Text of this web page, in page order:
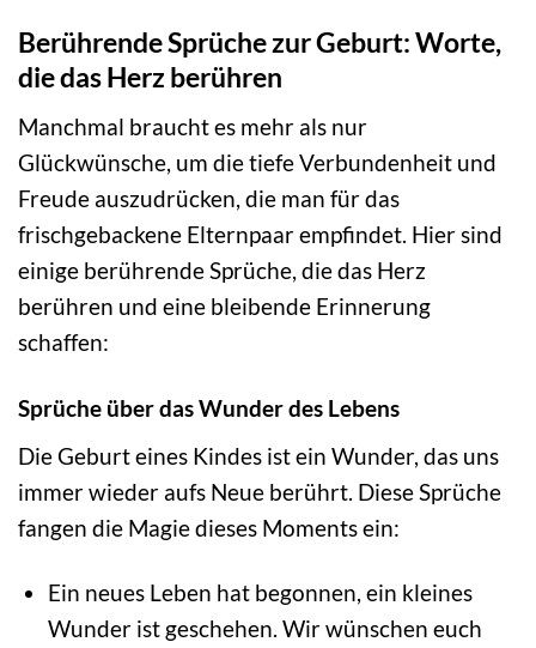
Berührende Sprüche zur Geburt: Worte,
die das Herz berühren
Manchmal braucht es mehr als nur
Glückwünsche, um die tiefe Verbundenheit und
Freude auszudrücken, die man für das
frischgebackene Elternpaar empfindet. Hier sind
einige berührende Sprüche, die das Herz
berühren und eine bleibende Erinnerung
schaffen:
Sprüche über das Wunder des Lebens
Die Geburt eines Kindes ist ein Wunder, das uns
immer wieder aufs Neue berührt. Diese Sprüche
fangen die Magie dieses Moments ein:
Ein neues Leben hat begonnen, ein kleines
Wunder ist geschehen. Wir wünschen euch